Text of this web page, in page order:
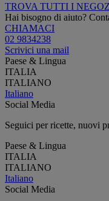
TROVA TUTTI I
Hai bisogno di aiuto?
CHIAMACI
02 9834238
Scrivici una mail
Paese & Lingua
ITALIA
ITALIANO
Italiano
Social Media
Seguici per ricette, nuovi
Paese & Lingua
ITALIA
ITALIANO
Italiano
Social Media